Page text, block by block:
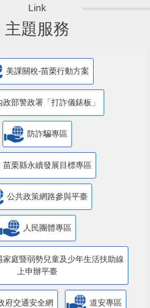
主題服務
美課關稅-苗栗行動方案
政部警政署「打詐儀錶板」
防詐騙專區
苗栗縣永續發展目標專區
公共政策網路參與平臺
人民團體專區
家庭暨弱勢兒童及少年生活扶助線
上申辦平臺
府交通安全網 道安專區